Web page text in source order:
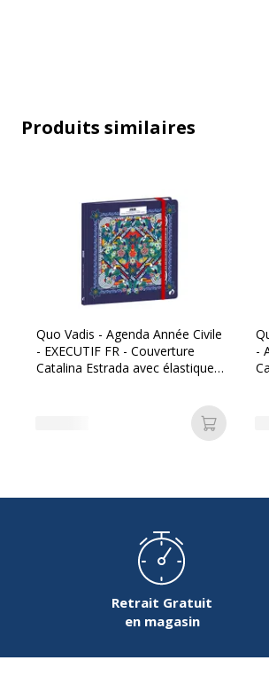
Caractéristiques
Produits similaires
Quo Vadis - Agenda Année Civile
- EXECUTIF FR - Couverture
Catalina Estrada avec élastique -
Ajouter
-
Retrait Gratuit
en magasin